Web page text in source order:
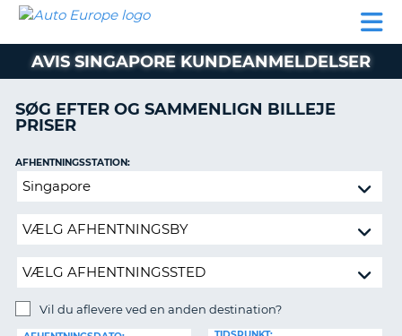
BILUDLEJNING
AUTOCAMPER
AUTO
EUROPE
BILUDLEJNING
AUTOCAMPER
LEJE
SUPPORT
MIN
DANMARK
AVIS SINGAPORE KUNDEANMELDELSER
SØG EFTER OG SAMMENLIGN BILLEJE
PRISER
Vil
aflevere
anden
destination?
AFHENTNINGSSTATION:
Vil du aflevere ved en anden destination?